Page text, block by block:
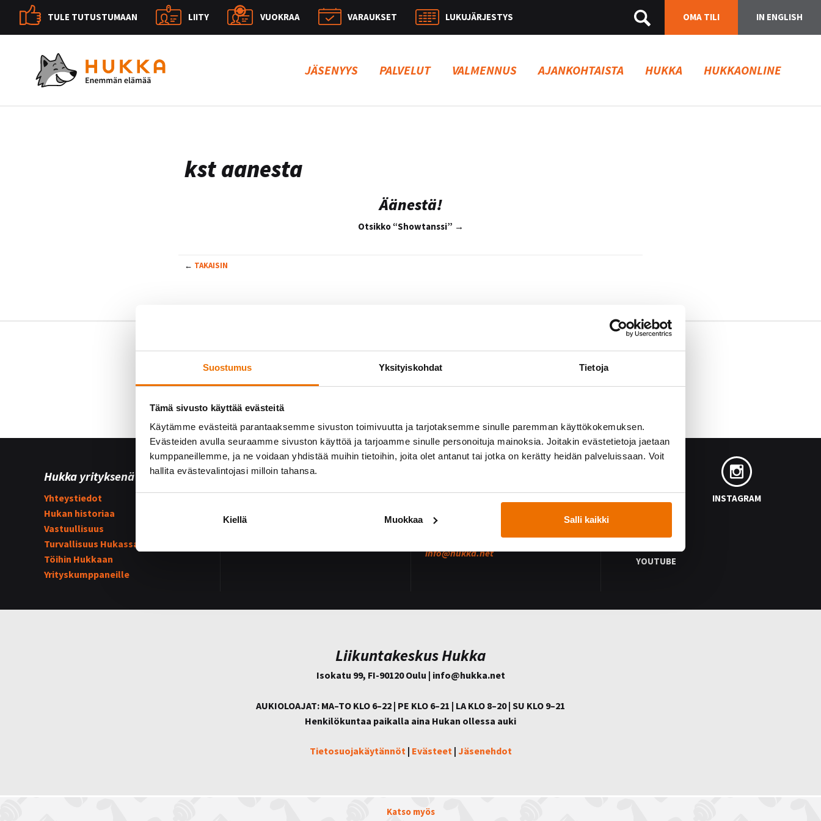
Suostumus Yksityiskohdat Tietoja
Tämä sivusto käyttää evästeitä
Käytämme evästeitä parantaaksemme sivuston toimivuutta ja tarjotaksemme sinulle paremman käyttökokemuksen.
Evästeiden avulla seuraamme sivuston käyttöä ja tarjoamme sinulle personoituja mainoksia. Joitakin evästetietoja jaetaan
kumppaneillemme, ja ne voidaan yhdistää muihin tietoihin, joita olet antanut tai jotka on kerätty heidän palveluissaan. Voit
hallita evästevalintojasi milloin tahansa.
Kiellä Muokkaa Salli kaikki
TULE TUTUSTUMAAN LIITY VUOKRAA VARAUKSET LUKUJÄRJESTYS OMA TILI IN ENGLISH
JÄSENYYS PALVELUT VALMENNUS AJANKOHTAISTA HUKKA HUKKAONLINE
kst aanesta
Äänestä!
Otsikko “Showtanssi” →
← TAKAISIN
Hukka yrityksenä
Yhteystiedot
Hukan historiaa
Vastuullisuus
Turvallisuus Hukassa
Töihin Hukkaan
Yrityskumppaneille
Yhteistyössä
info@hukka.net
INSTAGRAM
YOUTUBE
Liikuntakeskus Hukka
Isokatu 99, FI-90120 Oulu | info@hukka.net
AUKIOLOAJAT: MA–TO KLO 6–22 | PE KLO 6–21 | LA KLO 8–20 | SU KLO 9–21
Henkilökuntaa paikalla aina Hukan ollessa auki
Tietosuojakäytännöt | Evästeet | Jäsenehdot
Katso myös